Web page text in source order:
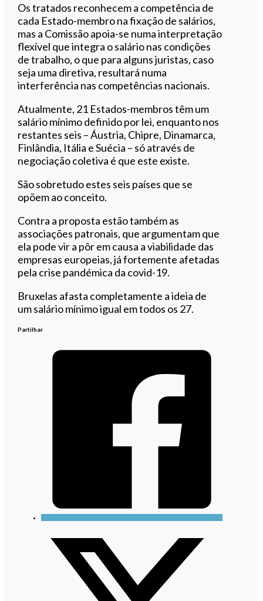
Os tratados reconhecem a competência de
cada Estado-membro na fixação de salários,
mas a Comissão apoia-se numa interpretação
flexível que integra o salário nas condições
de trabalho, o que para alguns juristas, caso
seja uma diretiva, resultará numa
interferência nas competências nacionais.
Atualmente, 21 Estados-membros têm um
salário mínimo definido por lei, enquanto nos
restantes seis – Áustria, Chipre, Dinamarca,
Finlândia, Itália e Suécia – só através de
negociação coletiva é que este existe.
São sobretudo estes seis países que se
opõem ao conceito.
Contra a proposta estão também as
associações patronais, que argumentam que
ela pode vir a pôr em causa a viabilidade das
empresas europeias, já fortemente afetadas
pela crise pandémica da covid-19.
Bruxelas afasta completamente a ideia de
um salário mínimo igual em todos os 27.
Partilhar